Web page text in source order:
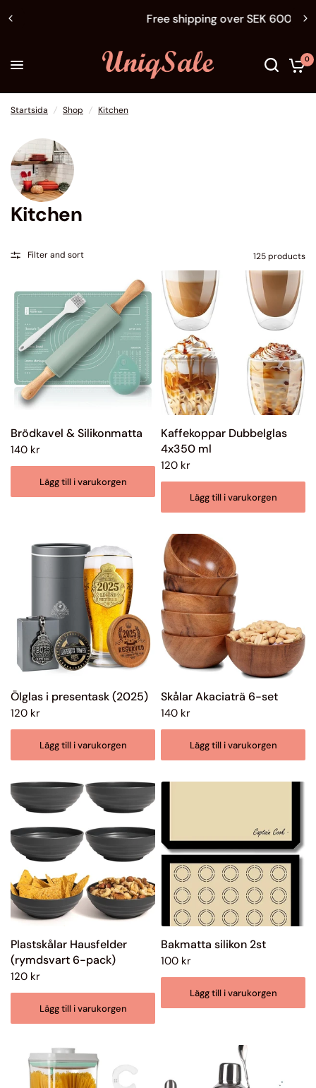
Free shipping over SEK 600
0
Startsida / Shop / Kitchen
Kitchen
Filter and sort 125 products
Brödkavel & Silikonmatta
140 kr
Lägg till i varukorgen
Kaffekoppar Dubbelglas
4x350 ml
120 kr
Lägg till i varukorgen
Ölglas i presentask (2025)
120 kr
Lägg till i varukorgen
Skålar Akaciaträ 6-set
140 kr
Lägg till i varukorgen
Plastskålar Hausfelder
(rymdsvart 6-pack)
120 kr
Lägg till i varukorgen
Bakmatta silikon 2st
100 kr
Lägg till i varukorgen